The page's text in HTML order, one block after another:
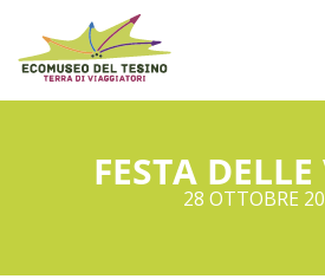
FESTA DELLE
28 OTTOBRE